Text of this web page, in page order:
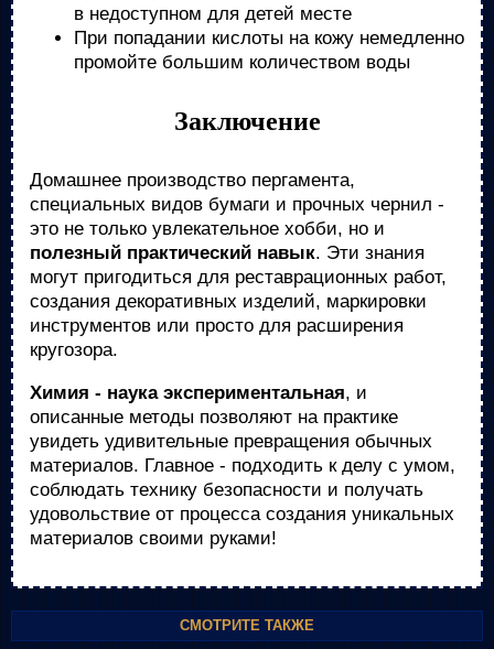
в недоступном для детей месте
При попадании кислоты на кожу немедленно
промойте большим количеством воды
Заключение
Домашнее производство пергамента,
специальных видов бумаги и прочных чернил -
это не только увлекательное хобби, но и
полезный практический навык. Эти знания
могут пригодиться для реставрационных работ,
создания декоративных изделий, маркировки
инструментов или просто для расширения
кругозора.
Химия - наука экспериментальная, и
описанные методы позволяют на практике
увидеть удивительные превращения обычных
материалов. Главное - подходить к делу с умом,
соблюдать технику безопасности и получать
удовольствие от процесса создания уникальных
материалов своими руками!
СМОТРИТЕ ТАКЖЕ